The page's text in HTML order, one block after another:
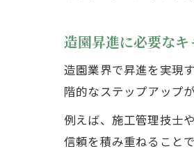
造園昇進に必要な
造園業界で昇進を実現
階的なステップアップ
例えば、施工管理技士
信頼を積み重ねること